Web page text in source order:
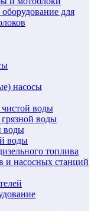
для
насосы
воды
воды
воды
воды
топлива
и насосных станций